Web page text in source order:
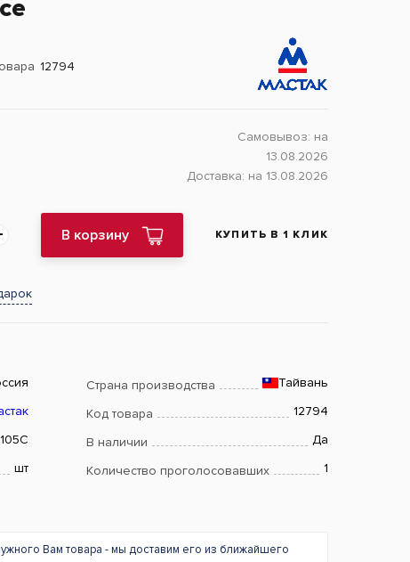
12794
Самовывоз: на
13.08.2026
Доставка: на 13.08.2026
В корзину КУПИТЬ В 1 КЛИК
Страна производства Тайвань
Код товара 12794
В наличии Да
шт Количество проголосовавших
1
Вам товара - мы доставим его из ближайшего